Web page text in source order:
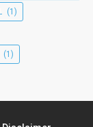
(1)
(1)